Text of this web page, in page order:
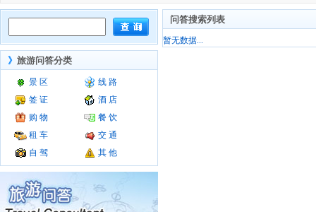
》 旅游问答分类
景 区
线 路
签 证
酒 店
购 物
餐 饮
租 车
交 通
自 驾
其 他
问答搜索列表
暂无数据...